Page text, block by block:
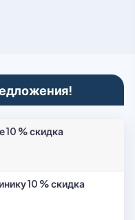
10 % скидка
10 % скидка